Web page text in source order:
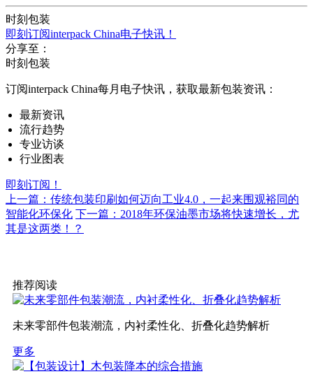
时刻包装
即刻订阅interpack China电子快讯！
分享至：
时刻包装
订阅interpack China每月电子快讯，获取最新包装资讯：
最新资讯
流行趋势
专业访谈
行业图表
即刻订阅！
上一篇：传统包装印刷如何迈向工业4.0，一起来围观裕同的
智能化环保化 下一篇：2018年环保油墨市场将快速增长，尤
其是这两类！？
推荐阅读
未来零部件包装潮流，内衬柔性化、折叠化趋势解析
更多